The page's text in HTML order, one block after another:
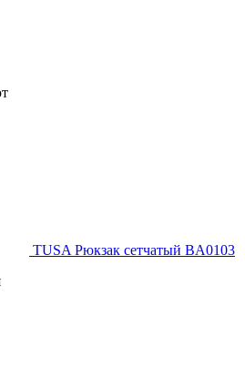
TUSA Рюкзак сетчатый BA0103